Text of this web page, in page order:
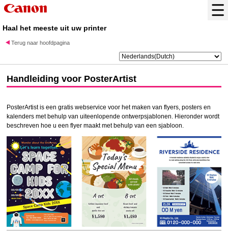
Haal het meeste uit uw printer
Terug naar hoofdpagina
Handleiding voor PosterArtist
PosterArtistis een gratis webservice voor het maken van flyers, posters en
kalenders met behulp van uiteenlopende ontwerpsjablonen. Hieronder wordt
beschreven hoe u een flyer maakt met behulp van een sjabloon.